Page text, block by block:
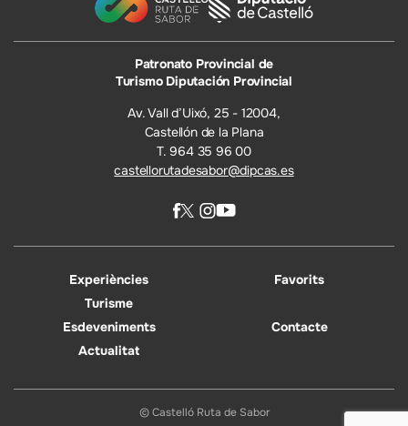
Patronato Provincial de
Turismo Diputación Provincial
Av. Vall d’Uixó, 25 - 12004,
Castellón de la Plana
T. 964 35 96 00
castellorutadesabor@dipcas.es
Experiències
Turisme
Esdeveniments
Actualitat
Favorits
Contacte
© Castelló Ruta de Sabor